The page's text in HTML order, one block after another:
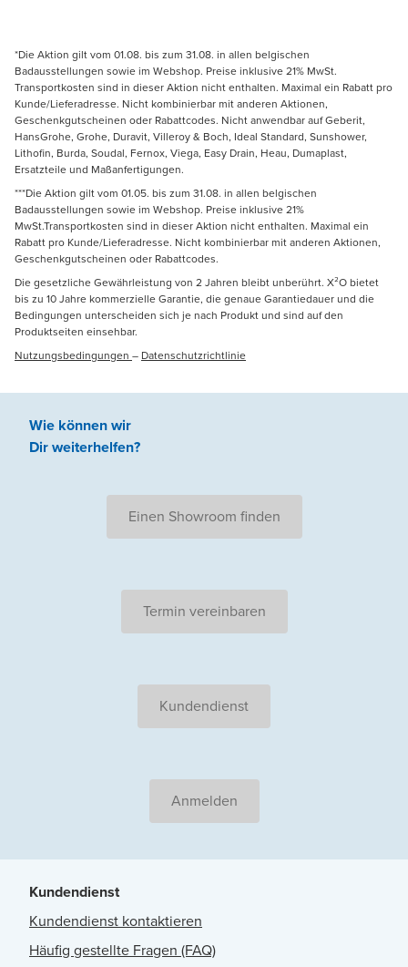
*Die Aktion gilt vom 01.08. bis zum 31.08. in allen belgischen
Badausstellungen sowie im Webshop. Preise inklusive 21% MwSt.
Transportkosten sind in dieser Aktion nicht enthalten. Maximal ein Rabatt pro
Kunde/Lieferadresse. Nicht kombinierbar mit anderen Aktionen,
Geschenkgutscheinen oder Rabattcodes. Nicht anwendbar auf Geberit,
HansGrohe, Grohe, Duravit, Villeroy & Boch, Ideal Standard, Sunshower,
Lithofin, Burda, Soudal, Fernox, Viega, Easy Drain, Heau, Dumaplast,
Ersatzteile und Maßanfertigungen.
***Die Aktion gilt vom 01.05. bis zum 31.08. in allen belgischen
Badausstellungen sowie im Webshop. Preise inklusive 21%
MwSt.Transportkosten sind in dieser Aktion nicht enthalten. Maximal ein
Rabatt pro Kunde/Lieferadresse. Nicht kombinierbar mit anderen Aktionen,
Geschenkgutscheinen oder Rabattcodes.
Die gesetzliche Gewährleistung von 2 Jahren bleibt unberührt. X²O bietet
bis zu 10 Jahre kommerzielle Garantie, die genaue Garantiedauer und die
Bedingungen unterscheiden sich je nach Produkt und sind auf den
Produktseiten einsehbar.
Nutzungsbedingungen – Datenschutzrichtlinie
Wie können wir
Dir weiterhelfen?
Einen Showroom finden
Termin vereinbaren
Kundendienst
Anmelden
Kundendienst
Kundendienst kontaktieren
Häufig gestellte Fragen (FAQ)